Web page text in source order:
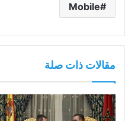
Mobile
مقالات ذات صلة